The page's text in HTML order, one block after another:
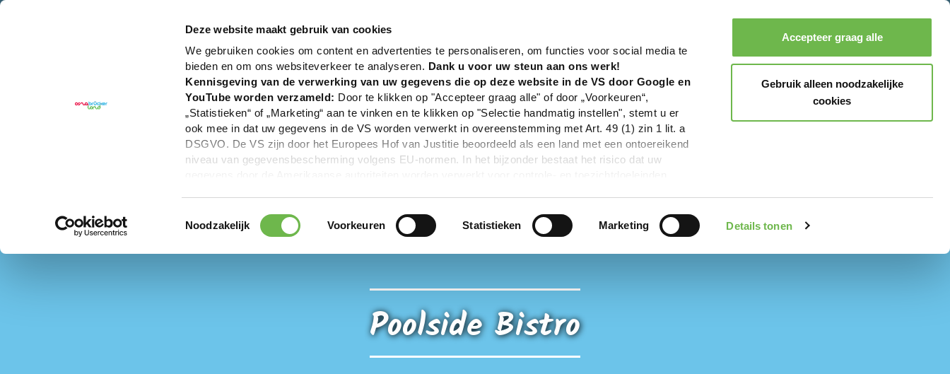
Deze website maakt gebruik van cookies
We gebruiken cookies om content en advertenties te personaliseren, om functies voor social media te
bieden en om ons websiteverkeer te analyseren. Dank u voor uw steun aan ons werk!
Kennisgeving van de verwerking van uw gegevens die op deze website in de VS door Google en
YouTube worden verzameld: Door te klikken op "Accepteer graag alle" of door „Voorkeuren“,
„Statistieken“ of „Marketing“ aan te vinken en te klikken op "Selectie handmatig instellen", stemt u er
ook mee in dat uw gegevens in de VS worden verwerkt in overeenstemming met Art. 49 (1) zin 1 lit. a
DSGVO. De VS zijn door het Europees Hof van Justitie beoordeeld als een land met een ontoereikend
niveau van gegevensbescherming volgens EU-normen. In het bijzonder bestaat het risico dat uw
overdracht niet plaatsvinden. Voor meer informatie, zie onze privacyverklaring.
We geven u hier graag meer gedetailleerde informatie:
|Impressum
Toestemmingsselectie
Noodzakelijk Voorkeuren Statistieken Marketing Details tonen
Accepteer graag alle
Gebruik alleen noodzakelijke
cookies
Boeken Menu
Poolside Bistro